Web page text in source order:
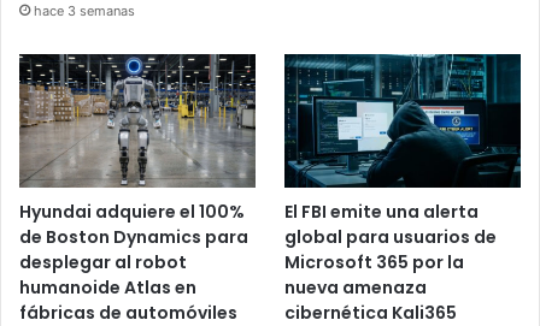
hace 3 semanas
Hyundai adquiere el 100%
de Boston Dynamics para
desplegar al robot
humanoide Atlas en
fábricas de automóviles
El FBI emite una alerta
global para usuarios de
Microsoft 365 por la
nueva amenaza
cibernética Kali365